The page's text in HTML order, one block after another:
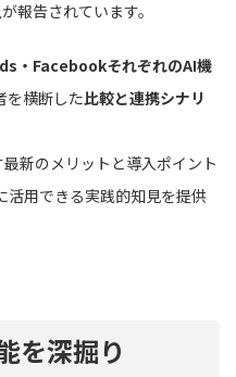
報告されています。
・FacebookそれぞれのAI機
を横断した比較と連携シナリ
新のメリットと導入ポイント
活用できる実践的知見を提供
を深掘り